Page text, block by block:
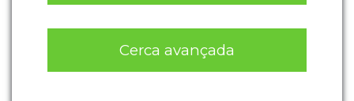
Cerca avançada